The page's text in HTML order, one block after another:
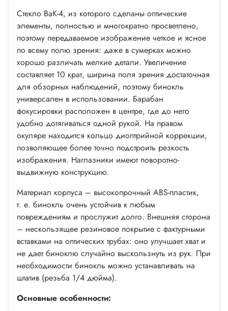
Стекло BaK-4, из которого сделаны оптические
элементы, полностью и многократно просветлено,
поэтому передаваемое изображение четкое и ясное
по всему полю зрения: даже в сумерках можно
хорошо различать мелкие детали. Увеличение
составляет 10 крат, ширина поля зрения достаточная
для обзорных наблюдений, поэтому бинокль
универсален в использовании. Барабан
фокусировки расположен в центре, где до него
удобно дотягиваться одной рукой. На правом
окуляре находится кольцо диоптрийной коррекции,
позволяющее более точно подстроить резкость
изображения. Наглазники имеют поворотно-
выдвижную конструкцию.
Материал корпуса – высокопрочный ABS-пластик,
т. е. бинокль очень устойчив к любым
повреждениям и прослужит долго. Внешняя сторона
– нескользящее резиновое покрытие с фактурными
вставками на оптических трубах: оно улучшает хват и
не дает биноклю случайно выскользнуть из рук. При
необходимости бинокль можно устанавливать на
штатив (резьба 1/4 дюйма).
Основные особенности: